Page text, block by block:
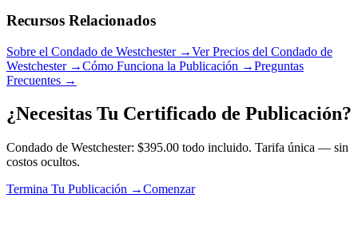
Recursos Relacionados
Sobre el Condado de Westchester→Ver Precios del Condado de
Westchester→Cómo Funciona la Publicación →Preguntas
Frecuentes →
¿Necesitas Tu Certificado de Publicación?
Condado de Westchester: $395.00 todo incluido. Tarifa única — sin
costos ocultos.
Termina Tu Publicación →Comenzar